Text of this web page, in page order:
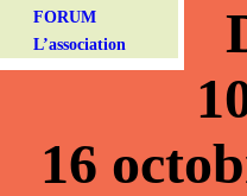
FORUM
L’association
16